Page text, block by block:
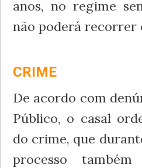
anos, no regime
não poderá recorrer
CRIME
De acordo com
Público, o casal
do crime, que
processo